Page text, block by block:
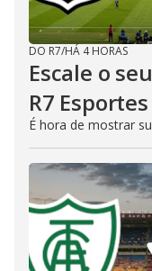
DO R7/HÁ 4 HORAS
Escale o
R7 Esportes
É hora de mostrar